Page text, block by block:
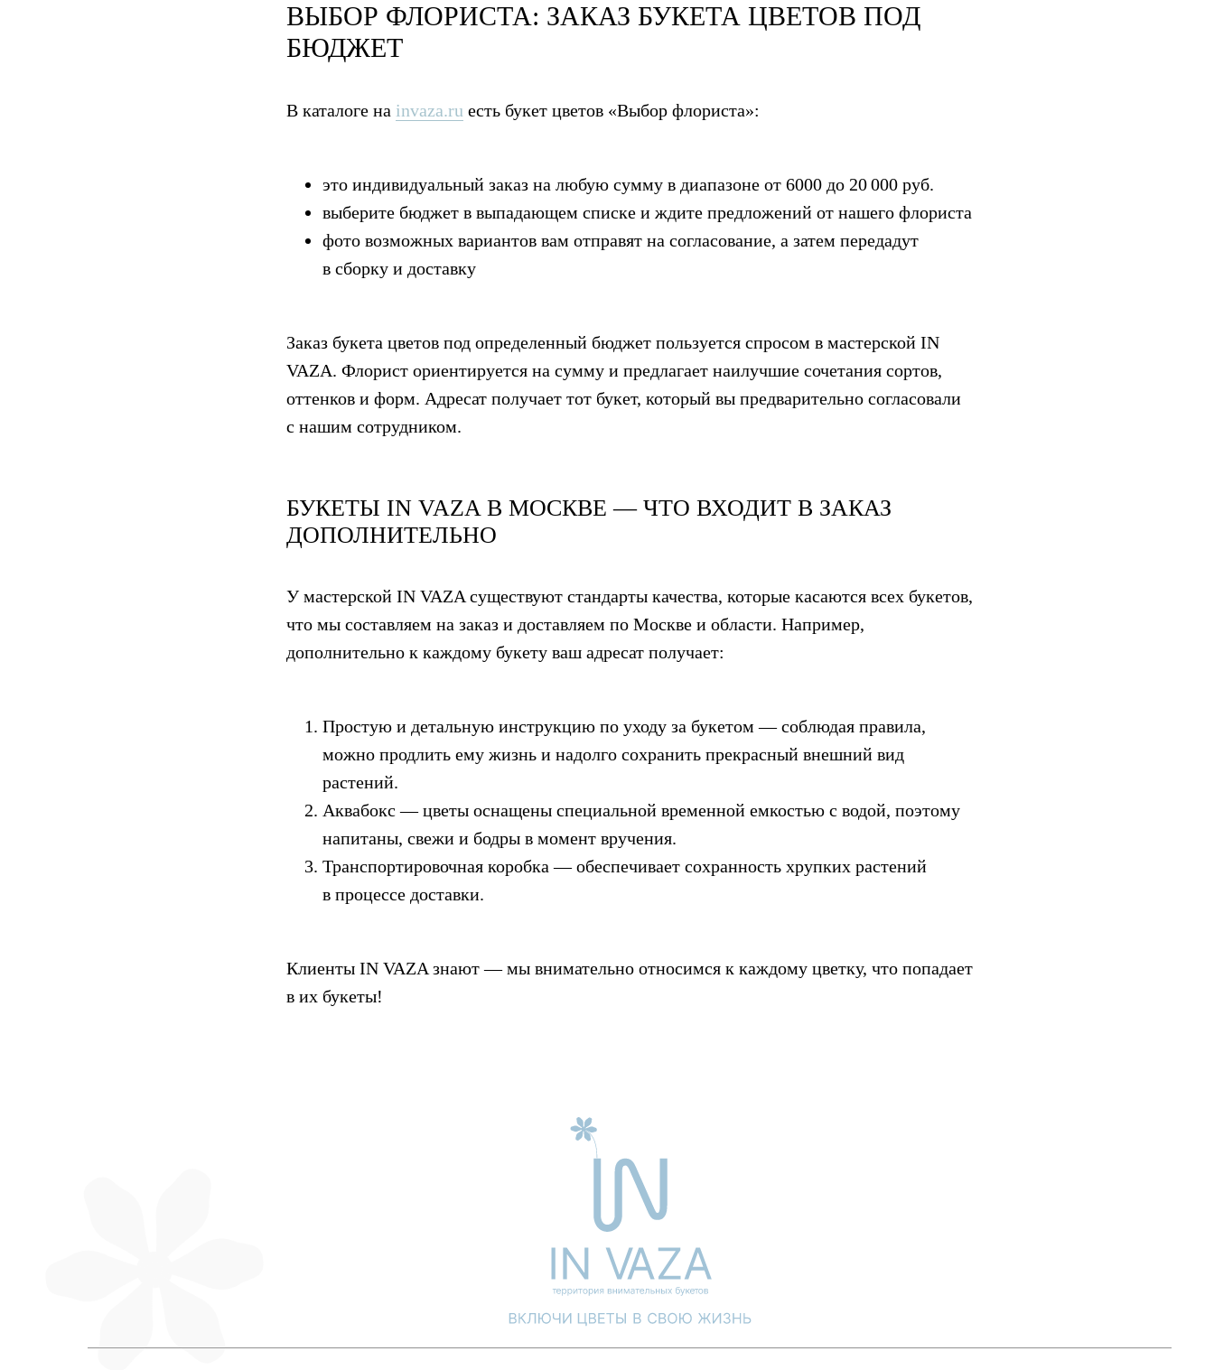
ВЫБОР ФЛОРИСТА: ЗАКАЗ БУКЕТА ЦВЕТОВ ПОД
БЮДЖЕТ
В каталоге на invaza.ru есть букет цветов «Выбор флориста»:
это индивидуальный заказ на любую сумму в диапазоне от 6000 до 20 000 руб.
выберите бюджет в выпадающем списке и ждите предложений от нашего флориста
фото возможных вариантов вам отправят на согласование, а затем передадут
в сборку и доставку
Заказ букета цветов под определенный бюджет пользуется спросом в мастерской IN
VAZA. Флорист ориентируется на сумму и предлагает наилучшие сочетания сортов,
оттенков и форм. Адресат получает тот букет, который вы предварительно согласовали
с нашим сотрудником.
БУКЕТЫ IN VAZA В МОСКВЕ — ЧТО ВХОДИТ В ЗАКАЗ
ДОПОЛНИТЕЛЬНО
У мастерской IN VAZA существуют стандарты качества, которые касаются всех букетов,
что мы составляем на заказ и доставляем по Москве и области. Например,
дополнительно к каждому букету ваш адресат получает:
Простую и детальную инструкцию по уходу за букетом — соблюдая правила,
можно продлить ему жизнь и надолго сохранить прекрасный внешний вид
растений.
Аквабокс — цветы оснащены специальной временной емкостью с водой, поэтому
напитаны, свежи и бодры в момент вручения.
Транспортировочная коробка — обеспечивает сохранность хрупких растений
в процессе доставки.
Клиенты IN VAZA знают — мы внимательно относимся к каждому цветку, что попадает
в их букеты!